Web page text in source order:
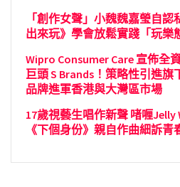
「創作女聲」小魏魏嘉瑩自
出來玩》學會放鬆實踐「玩樂
Wipro Consumer Care 宣佈全
巨頭 S Brands！策略性引進旗
品牌進軍香港與大灣區市場
17歲視藝生唱作新聲 啫喱
《下個身份》親自作曲細訴青